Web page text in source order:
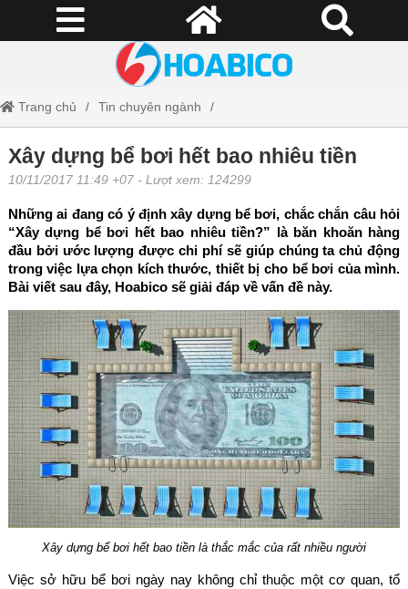
Trang chủ Tin chuyên ngành
Xây dựng bể bơi hết bao nhiêu tiền
Xây dựng bể bơi hết bao nhiêu tiền
10/11/2017 11:49 +07 - Lượt xem: 124299
Những ai đang có ý định xây dựng bể bơi, chắc chắn câu hỏi
“Xây dựng bể bơi hết bao nhiêu tiền?” là băn khoăn hàng
đầu bởi ước lượng được chi phí sẽ giúp chúng ta chủ động
trong việc lựa chọn kích thước, thiết bị cho bể bơi của mình.
Bài viết sau đây, Hoabico sẽ giải đáp về vấn đề này.
Xây dựng bể bơi hết bao tiền là thắc mắc của rất nhiều người
Việc sở hữu bể bơi ngày nay không chỉ thuộc một cơ quan, tổ